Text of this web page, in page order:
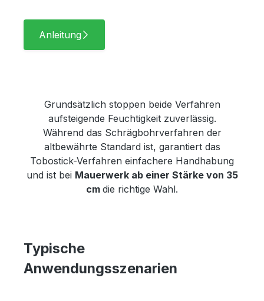
Anleitung
Grundsätzlich stoppen beide Verfahren
aufsteigende Feuchtigkeit zuverlässig.
Während das Schrägbohrverfahren der
altbewährte Standard ist, garantiert das
Tobostick-Verfahren einfachere Handhabung
und ist bei Mauerwerk ab einer Stärke von 35
cm die richtige Wahl.
Typische
Anwendungsszenarien